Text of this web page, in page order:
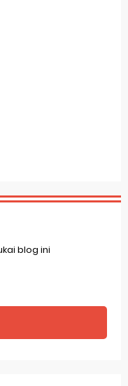
blog ini